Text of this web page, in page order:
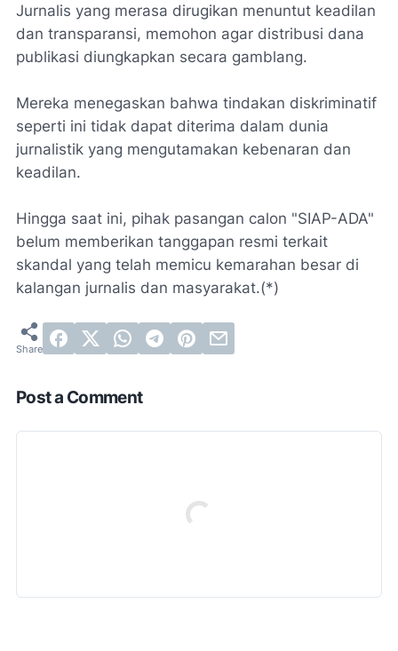
Jurnalis yang merasa dirugikan menuntut keadilan
dan transparansi, memohon agar distribusi dana
publikasi diungkapkan secara gamblang.
Mereka menegaskan bahwa tindakan diskriminatif
seperti ini tidak dapat diterima dalam dunia
jurnalistik yang mengutamakan kebenaran dan
keadilan.
Hingga saat ini, pihak pasangan calon "SIAP-ADA"
belum memberikan tanggapan resmi terkait
skandal yang telah memicu kemarahan besar di
kalangan jurnalis dan masyarakat.(*)
Post a Comment